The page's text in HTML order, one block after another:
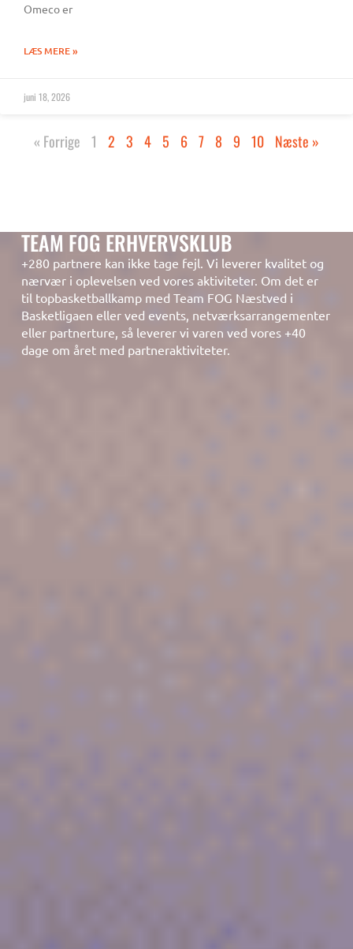
Omeco er
LÆS MERE »
juni 18, 2026
« Forrige 1 2 3 4 5 6 7 8 9 10 Næste »
TEAM FOG ERHVERVSKLUB
+280 partnere kan ikke tage fejl. Vi leverer kvalitet og
nærvær i oplevelsen ved vores aktiviteter. Om det er
til topbasketballkamp med Team FOG Næstved i
Basketligaen eller ved events, netværksarrangementer
eller partnerture, så leverer vi varen ved vores +40
dage om året med partneraktiviteter.